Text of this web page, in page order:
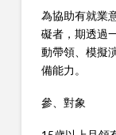
為協助有就業
礙者，期透過
動帶領、模擬
備能力。
參、對象